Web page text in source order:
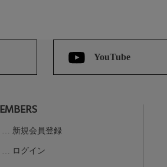
YouTube
新規会員登録
ログイン